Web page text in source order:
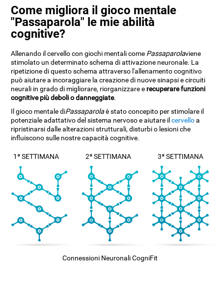
Come migliora il gioco mentale
"Passaparola" le mie abilità
cognitive?
Allenando il cervello con giochi mentali come Passaparolaviene
stimolato un determinato schema di attivazione neuronale. La
ripetizione di questo schema attraverso l'allenamento cognitivo
può aiutare a incoraggiare la creazione di nuove sinapsi e circuiti
neurali in grado di migliorare, riorganizzare e recuperare funzioni
cognitive più deboli o danneggiate.
Il gioco mentale diPassaparolaè stato concepito per stimolare il
potenziale adattativo del sistema nervoso e aiutare ilcervelloa
ripristinarsi dalle alterazioni strutturali, disturbi o lesioni che
influiscono sulle nostre capacità cognitive.
1ª SETTIMANA 2ª SETTIMANA 3ª SETTIMANA
Connessioni Neuronali CogniFit